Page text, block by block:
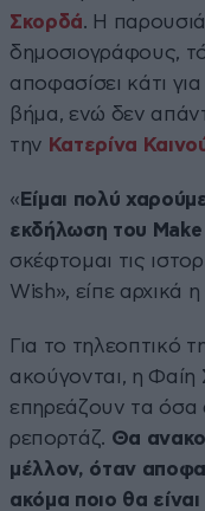
Σκορδά. Η
δημοσιογράφους,
αποφασίσει κάτι
βήμα, ενώ δεν
την Κατερίνα
« Είμαι πολύ
εκδήλωση του
σκέφτομαι τις
Wish», είπε αρχικά
Για το τηλεοπτικό
ακούγονται, η
επηρεάζουν τα όσα
ρεπορτάζ. Θα
μέλλον, όταν
ακόμα ποιο θα